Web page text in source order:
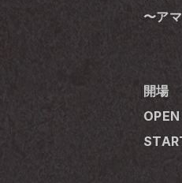
〜ア
開場